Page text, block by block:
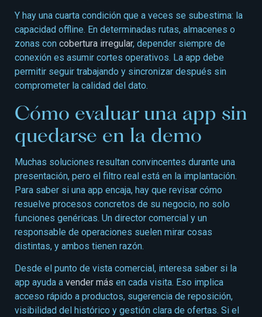
Y hay una cuarta condición que a veces se subestima: la
capacidad offline. En determinadas rutas, almacenes o
zonas con cobertura irregular, depender siempre de
conexión es asumir cortes operativos. La app debe
permitir seguir trabajando y sincronizar después sin
comprometer la calidad del dato.
Cómo evaluar una app sin
quedarse en la demo
Muchas soluciones resultan convincentes durante una
presentación, pero el filtro real está en la implantación.
Para saber si una app encaja, hay que revisar cómo
resuelve procesos concretos de su negocio, no solo
funciones genéricas. Un director comercial y un
responsable de operaciones suelen mirar cosas
distintas, y ambos tienen razón.
Desde el punto de vista comercial, interesa saber si la
app ayuda a vender más en cada visita. Eso implica
acceso rápido a productos, sugerencia de reposición,
visibilidad del histórico y gestión clara de ofertas. Si el